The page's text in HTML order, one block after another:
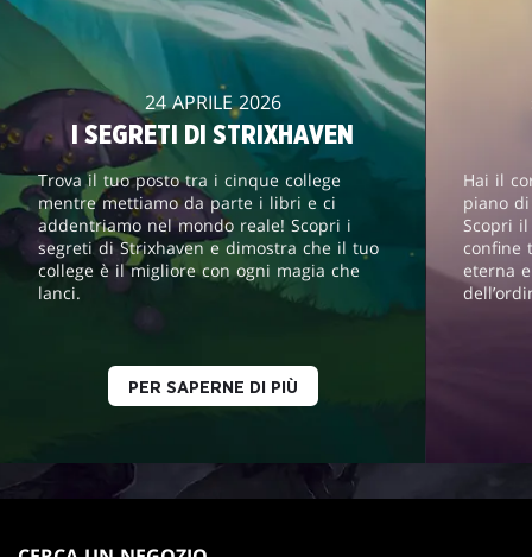
24 APRILE 2026
I SEGRETI DI STRIXHAVEN
Trova il tuo posto tra i cinque college
mentre mettiamo da parte i libri e ci
addentriamo nel mondo reale! Scopri i
segreti di Strixhaven e dimostra che il tuo
college è il migliore con ogni magia che
lanci.
PER SAPERNE DI PIÙ
Hai il
piano
Scopri
confine
eterna
THE